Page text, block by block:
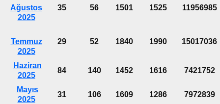
Ağustos
2025
35 56 1501 1525 11956985
Temmuz
2025
29 52 1840 1990 15017036
Haziran
2025
84 140 1452 1616 7421752
Mayıs
2025
31 106 1609 1286 7972839